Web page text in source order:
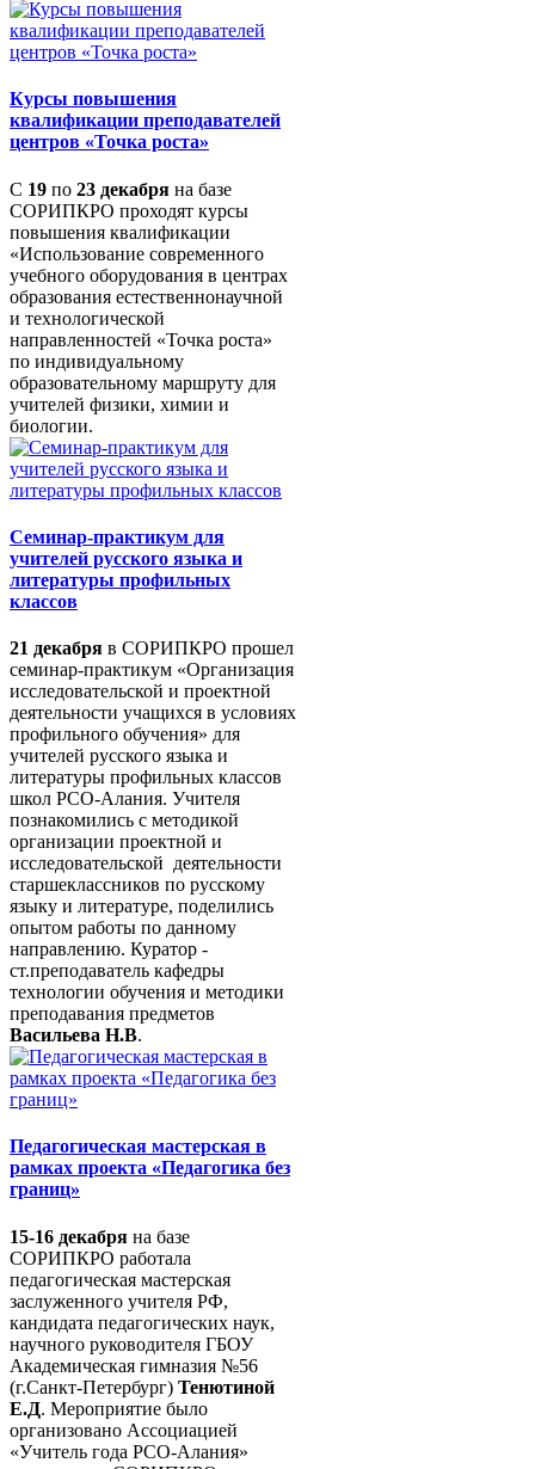
Курсы повышения
квалификации преподавателей
центров «Точка роста»
С 19 по 23 декабря на базе
СОРИПКРО проходят курсы
повышения квалификации
«Использование современного
учебного оборудования в центрах
образования естественнонаучной
и технологической
направленностей «Точка роста»
по индивидуальному
образовательному маршруту для
учителей физики, химии и
биологии.
Семинар-практикум для
учителей русского языка и
литературы профильных
классов
21 декабря в СОРИПКРО прошел
семинар-практикум «Организация
исследовательской и проектной
деятельности учащихся в условиях
профильного обучения» для
учителей русского языка и
литературы профильных классов
школ РСО-Алания. Учителя
познакомились с методикой
организации проектной и
исследовательской деятельности
старшеклассников по русскому
языку и литературе, поделились
опытом работы по данному
направлению. Куратор -
ст.преподаватель кафедры
технологии обучения и методики
преподавания предметов
Васильева Н.В.
Педагогическая мастерская в
рамках проекта «Педагогика без
границ»
15-16 декабря на базе
СОРИПКРО работала
педагогическая мастерская
заслуженного учителя РФ,
кандидата педагогических наук,
научного руководителя ГБОУ
Академическая гимназия №56
(г.Санкт-Петербург) Тенютиной
Е.Д. Мероприятие было
организовано Ассоциацией
«Учитель года РСО-Алания»